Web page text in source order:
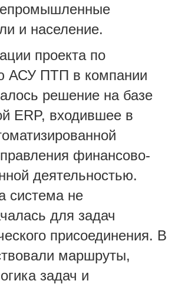
и население.
проекта по
АСУ ПТП в компании
решение на базе
ERP, входившее в
финансово-
деятельностью.
система не
для задач
присоединения. В
маршруты,
задач и